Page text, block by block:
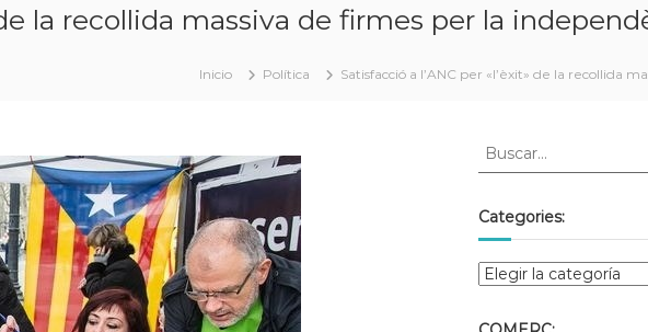
la recollida massiva de firmes per la
Inicio Política Satisfacció a l’ANC per «l’èxit» de la recollida
Categories: